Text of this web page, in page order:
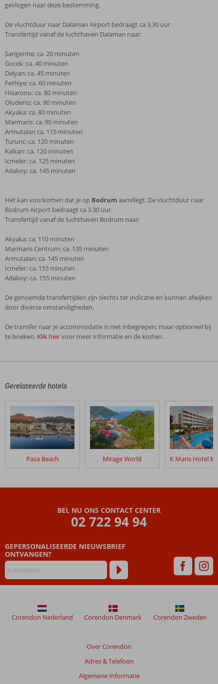
gevlogen naar deze bestemming.
De vluchtduur naar Dalaman Airport bedraagt ca 3.30 uur.
Transfertijd vanaf de luchthaven Dalaman naar:
Sarigerme: ca. 20 minuten
Gocek: ca. 40 minuten
Dalyan: ca. 45 minuten
Fethiye: ca. 60 minuten
Hisaronu: ca. 80 minuten
Oludeniz: ca. 90 minuten
Akyaka: ca. 80 minuten
Marmaris: ca. 90 minuten
Armutalan ca. 115 minuten
Turunc: ca. 120 minuten
Kalkan: ca. 120 minuten
Icmeler: ca. 125 minuten
Adakoy: ca. 145 minuten
Het kan voorkomen dat je op Bodrum aanvliegt. De vluchtduur naar
Bodrum Airport bedraagt ca 3.30 uur.
Transfertijd vanaf de luchthaven Bodrum naar:
Akyaka: ca. 110 minuten
Marmaris Centrum: ca. 135 minuten
Armutalan: ca. 145 minuten
İcmeler: ca. 155 minuten
Adakoy: ca. 155 minuten
De genoemde transfertijden zijn slechts ter indicatie en kunnen afwijken
door diverse omstandigheden.
De transfer naar je accommodatie is niet inbegrepen, maar optioneel bij
te boeken. Klik hiervoor meer informatie en de kosten.
door
klanten
geschreven
na
hun
verblijf
Tropical
48
maanden
meer
de
Gerelateerde hotels
Pasa Beach Mirage World
BEL NU ONS CONTACT CENTER
02 722 94 94
GEPERSONALISEERDE NIEUWSBRIEF
ONTVANGEN?
Over Corendon
Adres & Telefoon
Algemene Informatie
Corendon Nederland Corendon Denmark Corendon Zweden